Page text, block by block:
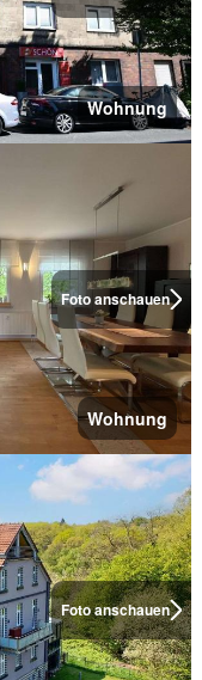
Wohnung
Foto anschauen
Wohnung
Foto anschauen